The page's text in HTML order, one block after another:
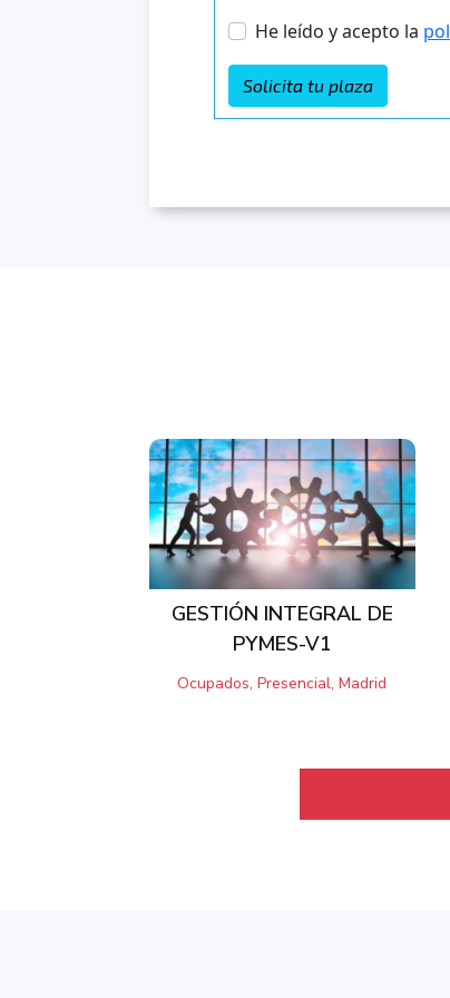
GESTIÓN INTEGRAL DE
PYMES-V1
Ocupados, Presencial, Madrid